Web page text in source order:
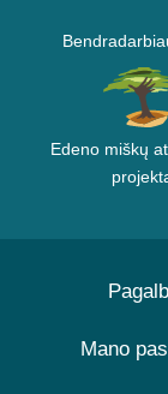
Edeno miškų
Mano